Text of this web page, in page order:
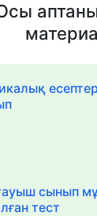
сынып
тест